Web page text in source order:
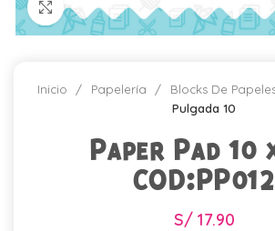
Click para agrandar
Inicio Papelería
Blocks De
Pulgada 10
Paper Pad 10
COD:PP012
S/17.90